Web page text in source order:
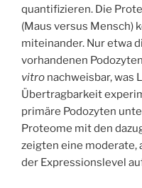
quantifizieren. Die
(Maus versus Mensch)
miteinander. Nur etwa
vorhandenen
vitro nachweisbar, was
Übertragbarkeit
primäre Podozyten
Proteome mit den
zeigten eine moderate,
der Expressionslevel